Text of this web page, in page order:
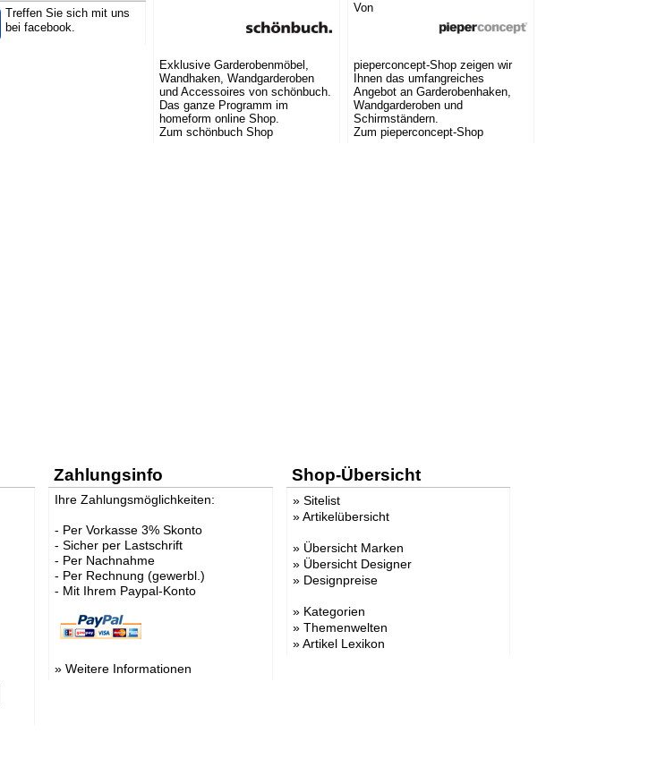
Treffen Sie sich mit uns
bei facebook.
Exklusive Garderobenmöbel,
Wandhaken, Wandgarderoben
und Accessoires von schönbuch.
Das ganze Programm im
homeform online Shop.
Zum schönbuch Shop
Von
pieperconcept-Shop zeigen wir
Ihnen das umfangreiches
Angebot an Garderobenhaken,
Wandgarderoben und
Schirmständern.
Zum pieperconcept-Shop
Zahlungsinfo
Ihre Zahlungsmöglichkeiten:
- Per Vorkasse 3% Skonto
- Sicher per Lastschrift
- Per Nachnahme
- Per Rechnung (gewerbl.)
- Mit Ihrem Paypal-Konto
»Weitere Informationen
Shop-Übersicht
» Sitelist
»Artikelübersicht
» Übersicht Marken
» Übersicht Designer
» Designpreise
» Kategorien
» Themenwelten
»Artikel Lexikon